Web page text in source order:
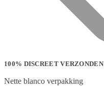
100% DISCREET VERZONDEN
Nette blanco verpakking